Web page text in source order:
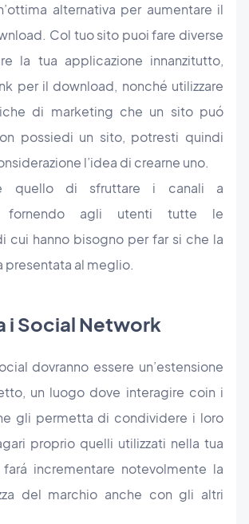
alternativa per aumentare il
Col tuo sito puoi fare diverse
la tua applicazione innanzitutto,
per il download, nonché utilizzare
di marketing che un sito puó
possiedi un sito, potresti quindi
l’idea di crearne uno.
é quello di sfruttare i canali a
fornendo agli utenti tutte le
cui hanno bisogno per far si che la
presentata al meglio.
i Social Network
dovranno essere un’estensione
un luogo dove interagire coin i
gli permetta di condividere i loro
proprio quelli utilizzati nella tua
incrementare notevolmente la
del marchio anche con gli altri